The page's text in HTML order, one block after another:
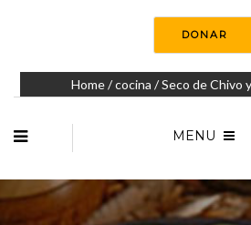
DONAR
Home/cocina / Seco de Chivo
MENU